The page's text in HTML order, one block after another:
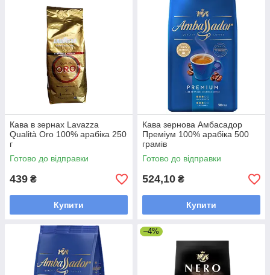
Кава в зернах Lavazza
Qualità Oro 100% арабіка 250
г
Готово до відправки
439 ₴
Купити
Кава зернова Амбасадор
Преміум 100% арабіка 500
грамів
Готово до відправки
524,10 ₴
Купити
–4%